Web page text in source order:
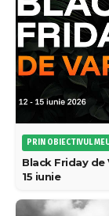
PRIN OBIECTIVUL
Black Friday de
15 iunie